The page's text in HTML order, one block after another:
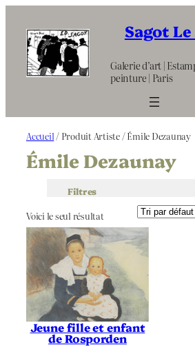
contenu
Sagot
Galerie d’art |
peinture | Paris
Accueil / Produit Artiste / Émile Dezaunay
Émile Dezaunay
Filtres
Voici le seul résultat
Jeune fille et enfant
de Rosporden